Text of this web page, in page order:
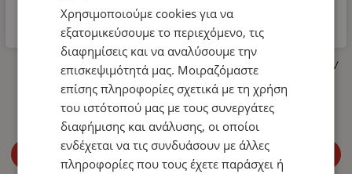
Λάστιχο Υψηλής Πίεσης για
Πλυστικό 400bar 10m
14.99 €
Αγοράστε
LED Όγκου Τριπλό 12V / 24V
Πορτοκαλί 110mm x 30mm
4.99 €
Αγοράστε
Χρησιμοποιούμε cookies για να
εξατομικεύσουμε το περιεχόμενο, τις
διαφημίσεις και να αναλύσουμε την
επισκεψιμότητά μας. Μοιραζόμαστε
επίσης πληροφορίες σχετικά με τη χρήση
του ιστότοπού μας με τους συνεργάτες
διαφήμισης και ανάλυσης, οι οποίοι
ενδέχεται να τις συνδυάσουν με άλλες
πληροφορίες που τους έχετε παράσχει ή